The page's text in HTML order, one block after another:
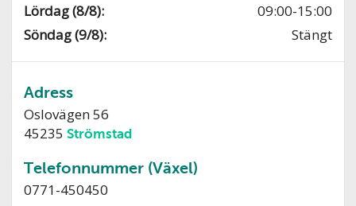
Lördag (8/8):
09:00-15:00
Söndag (9/8):
Stängt
Adress
Oslovägen 56
45235Strömstad
Telefonnummer (Växel)
0771-450450